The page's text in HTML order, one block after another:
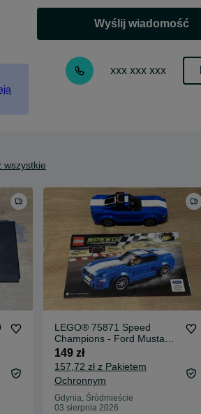
Wyślij wiadomość
xxx xxx xxx
wszystkie
LEGO® 75871 Speed
Champions - Ford Mustang
GT
149 zł
157,72 zł z Pakietem
Ochronnym
Gdynia, Śródmieście
03 sierpnia 2026